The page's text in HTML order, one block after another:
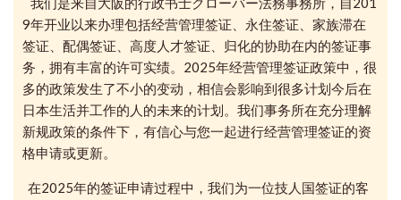
9年开业以来办理包括经营管理签证、永住签证、家族滞在
签证、配偶签证、高度人才签证、归化的协助在内的签证事
务，拥有丰富的许可实绩。2025年经营管理签证政策中，很
多的政策发生了不小的变动，相信会影响到很多计划今后在
日本生活并工作的人的未来的计划。我们事务所在充分理解
新规政策的条件下，有信心与您一起进行经营管理签证的资
格申请或更新。
在2025年的签证申请过程中，我们为一位技人国签证的客